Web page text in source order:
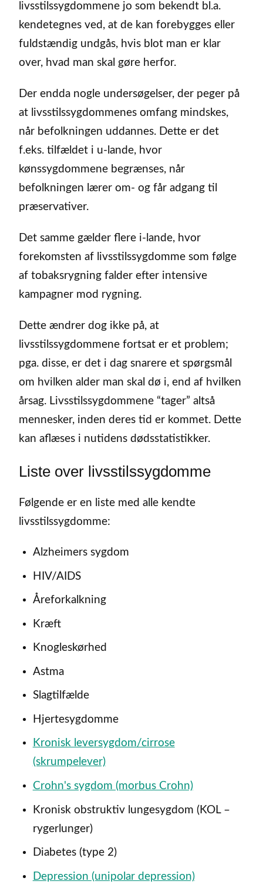
livsstilssygdommene jo som bekendt bl.a.
kendetegnes ved, at de kan forebygges eller
fuldstændig undgås, hvis blot man er klar
over, hvad man skal gøre herfor.
Der endda nogle undersøgelser, der peger på
at livsstilssygdommenes omfang mindskes,
når befolkningen uddannes. Dette er det
f.eks. tilfældet i u-lande, hvor
kønssygdommene begrænses, når
befolkningen lærer om- og får adgang til
præservativer.
Det samme gælder flere i-lande, hvor
forekomsten af livsstilssygdomme som følge
af tobaksrygning falder efter intensive
kampagner mod rygning.
Dette ændrer dog ikke på, at
livsstilssygdommene fortsat er et problem;
pga. disse, er det i dag snarere et spørgsmål
om hvilken alder man skal dø i, end af hvilken
årsag. Livsstilssygdommene “tager” altså
mennesker, inden deres tid er kommet. Dette
kan aflæses i nutidens dødsstatistikker.
Liste over livsstilssygdomme
Følgende er en liste med alle kendte
livsstilssygdomme:
Alzheimers sygdom
HIV/AIDS
Åreforkalkning
Kræft
Knogleskørhed
Astma
Slagtilfælde
Hjertesygdomme
Kronisk leversygdom/cirrose
(skrumpelever)
Crohn's sygdom (morbus Crohn)
Kronisk obstruktiv lungesygdom (KOL –
rygerlunger)
Diabetes (type 2)
Depression (unipolar depression)